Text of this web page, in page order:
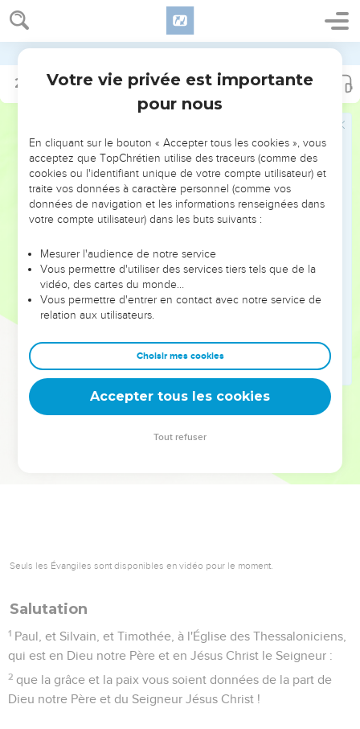
NE MANQUEZ PAS L’ÉVÉNEMENT
DE L’ANNÉE !
ET SI LEURS ERREURS POUVAIENT VOUS ÉVITER LES
VOTRES ?
leur foi ou leur vision. Mais on voit moins les doutes, les erreurs
et les saisons difficiles qu'ils ont traversés, alors même que ce
sont elles qui les ont façonnés.
Dans cette conférence, leaders, entrepreneurs, et responsables
clés pour avancer avec plus de sagesse afin que leurs erreurs
deviennent vos tremplins. Que vous guidiez un ministère, une
équipe, un groupe ou une famille, leur expérience est faite
2 Thessaloniciens 1
Seuls les Évangiles sont disponibles en vidéo pour le moment.
Salutation
1 Paul, et Silvain, et Timothée, à l'Église des Thessaloniciens,
qui est en Dieu notre Père et en Jésus Christ le Seigneur :
2 que la grâce et la paix vous soient données de la part de
Dieu notre Père et du Seigneur Jésus Christ !
2 Thessaloniciens 2
Votre vie privée est importante
pour nous
En cliquant sur le bouton « Accepter tous les cookies », vous
acceptez que TopChrétien utilise des traceurs (comme des
cookies ou l'identifiant unique de votre compte utilisateur) et
traite vos données à caractère personnel (comme vos
données de navigation et les informations renseignées dans
votre compte utilisateur) dans les buts suivants :
Mesurer l'audience de notre service
Vous permettre d'utiliser des services tiers tels que de la
vidéo, des cartes du monde…
Vous permettre d'entrer en contact avec notre service de
relation aux utilisateurs.
Choisir mes cookies
Accepter tous les cookies
Tout refuser